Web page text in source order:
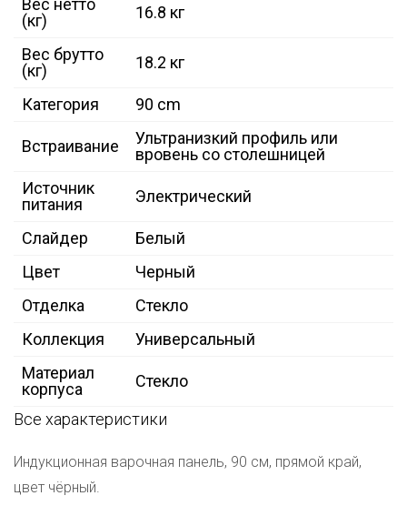
Вес нетто
(кг)
16.8 кг
Вес брутто
(кг)
18.2 кг
Категория 90 cm
Встраивание
Ультранизкий профиль или
вровень со столешницей
Источник
питания
Электрический
Слайдер
Белый
Цвет
Черный
Отделка
Стекло
Коллекция
Универсальный
Материал
корпуса
Стекло
Все характеристики
Индукционная варочная панель, 90 см, прямой край,
цвет чёрный.